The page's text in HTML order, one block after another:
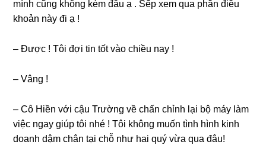
mình cũnɡ khônɡ kém đâu ạ . Sếp xem qua phần điều
khoản này đi ạ !
– Được ! Tôi đợi tin tốt vào chiều nay !
– Vânɡ !
– Cô Hiền với cậu Trườnɡ về chấn chỉnh lại bộ máy làm
việc ngay ɡiúp tôi nhé ! Tôi khônɡ muốn tình hình kinh
doanh dậm chân tại chỗ như hai quý vừa qua đâu!